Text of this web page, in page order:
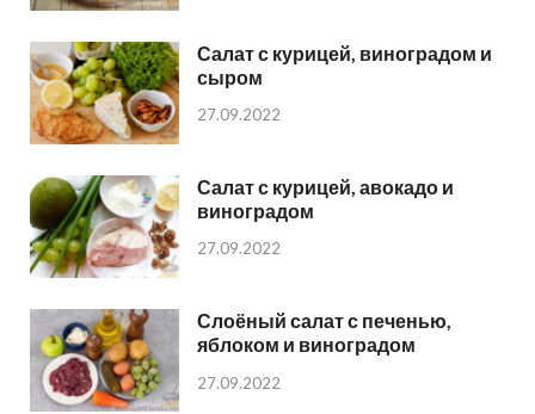
Салат с курицей, виноградом и
сыром
27.09.2022
Салат с курицей, авокадо и
виноградом
27.09.2022
Слоёный салат с печенью,
яблоком и виноградом
27.09.2022